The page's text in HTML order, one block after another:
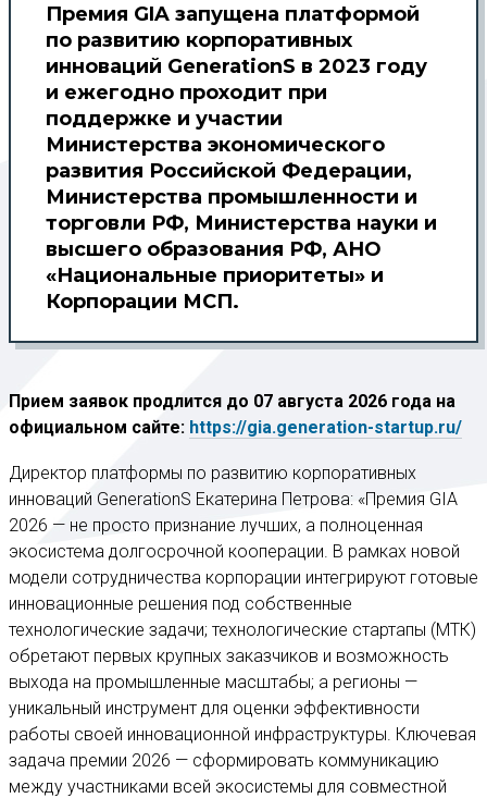
Премия GIA запущена платформой
по развитию корпоративных
инноваций GenerationS в 2023 году
и ежегодно проходит при
поддержке и участии
Министерства экономического
развития Российской Федерации,
Министерства промышленности и
торговли РФ, Министерства науки и
высшего образования РФ, АНО
«Национальные приоритеты» и
Корпорации МСП.
Прием заявок продлится до 07 августа 2026 года на
официальном сайте: https://gia.generation-startup.ru/
Директор платформы по развитию корпоративных
инноваций GenerationS Екатерина Петрова: «Премия GIA
2026 — не просто признание лучших, а полноценная
экосистема долгосрочной кооперации. В рамках новой
модели сотрудничества корпорации интегрируют готовые
инновационные решения под собственные
технологические задачи; технологические стартапы (МТК)
обретают первых крупных заказчиков и возможность
выхода на промышленные масштабы; а регионы —
уникальный инструмент для оценки эффективности
работы своей инновационной инфраструктуры. Ключевая
задача премии 2026 — сформировать коммуникацию
между участниками всей экосистемы для совместной